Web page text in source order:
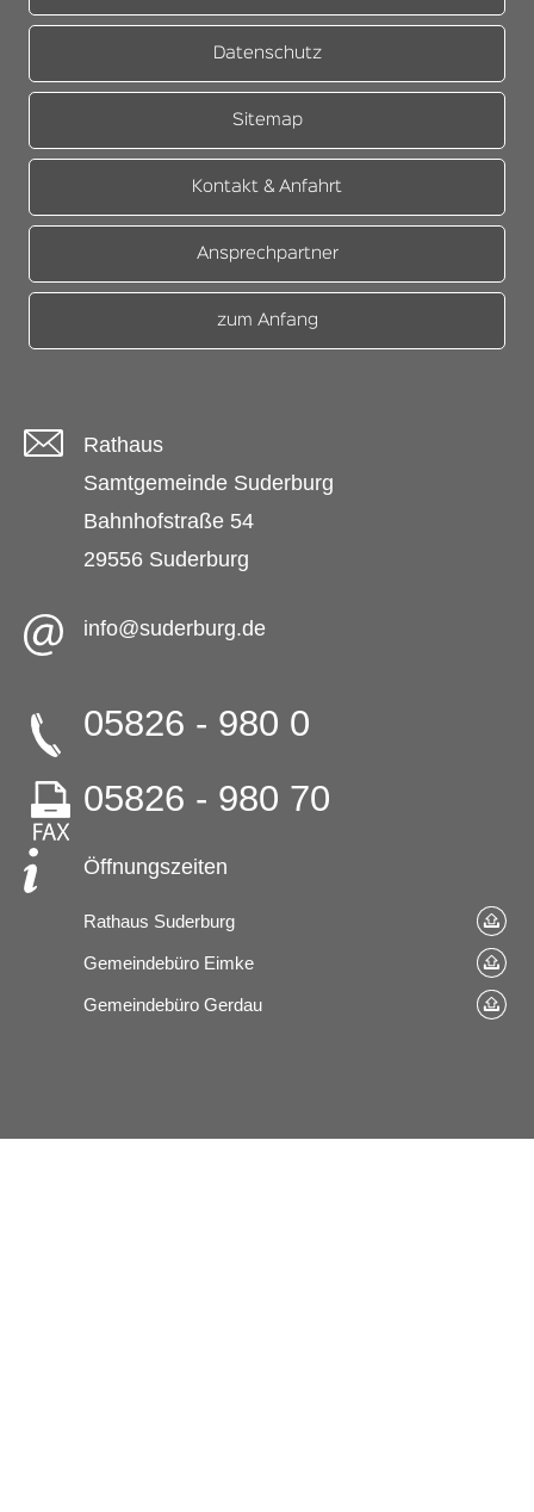
Datenschutz
Sitemap
Kontakt & Anfahrt
Ansprechpartner
zum Anfang
Rathaus
Samtgemeinde Suderburg
Bahnhofstraße 54
29556 Suderburg
info@suderburg.de
05826 - 980 0
05826 - 980 70
Öffnungszeiten
Rathaus Suderburg
Gemeindebüro Eimke
Gemeindebüro Gerdau